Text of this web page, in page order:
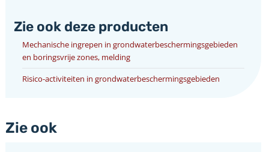
Zie ook deze producten
Mechanische ingrepen in grondwaterbeschermingsgebieden
en boringsvrije zones, melding
Risico-activiteiten in grondwaterbeschermingsgebieden
Zie ook